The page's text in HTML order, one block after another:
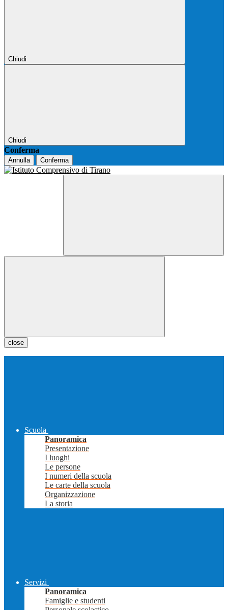
Chiudi
Chiudi
Conferma
Annulla Conferma
close
Scuola
Panoramica
Presentazione
I luoghi
Le persone
I numeri della scuola
Le carte della scuola
Organizzazione
La storia
Servizi
Panoramica
Famiglie e studenti